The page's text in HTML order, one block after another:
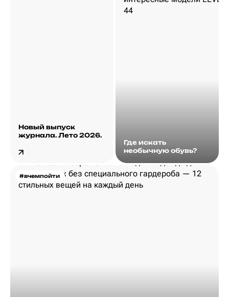
Новый выпуск
журнала. Лето 2026.
Где искать
необычную обувь?
#вчемпойти